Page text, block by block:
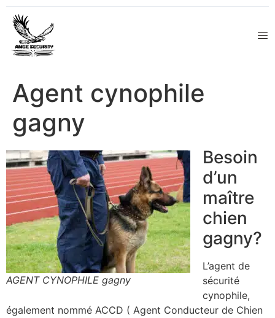
Agent cynophile
gagny
AGENT CYNOPHILE gagny
Besoin
d’un
maître
chien
gagny?
L’agent de
sécurité
cynophile,
également nommé ACCD ( Agent Conducteur de Chien